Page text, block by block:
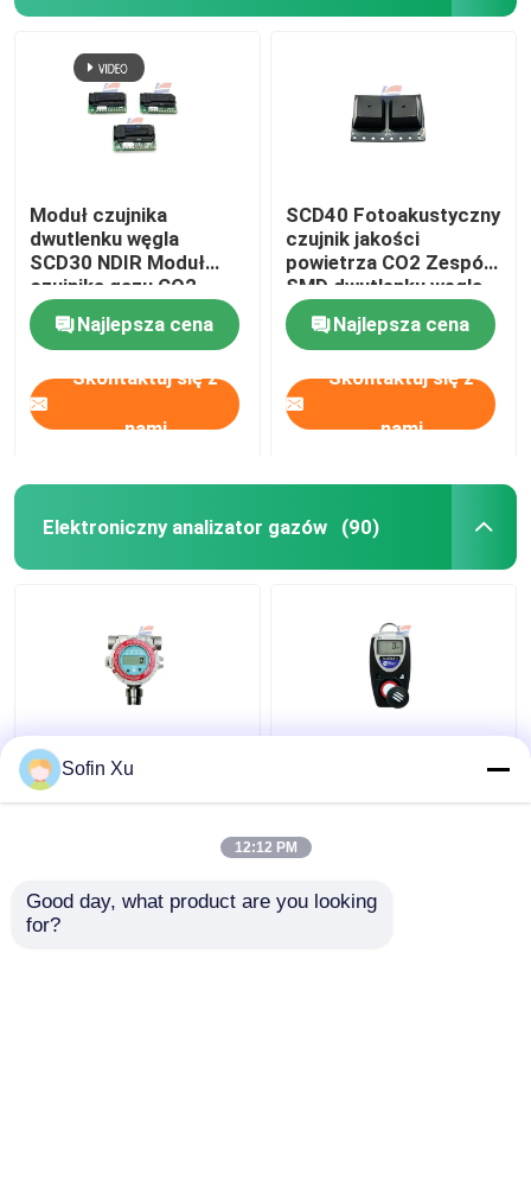
Moduł czujnika
dwutlenku węgla
SCD30 NDIR Moduł
czujnika gazu CO2
Jakość powietrza
Najlepsza cena
Skontaktuj się z
nami
SCD40 Fotoakustyczny
czujnik jakości
powietrza CO2 Zespół
SMD dwutlenku węgla
Najlepsza cena
Skontaktuj się z
nami
Elektroniczny analizator gazów (90)
FGM-1200S
Elektroniczny
Stały detektor gazu na
podczerwień Modbus
gazu ToxiRAE II
Sofin Xu
12:12 PM
Good day, what product are you looking
for?